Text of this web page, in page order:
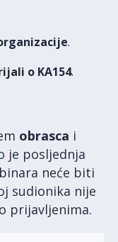
.
o KA154.
obrasca i
je posljednja
neće biti
sudionika nije
prijavljenima.